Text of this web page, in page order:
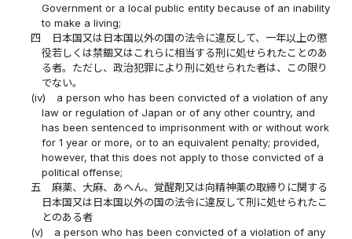
Government or a local public entity because of an inability
to make a living;
四
日本国又は日本国以外の国の法令に違反して、一年以上の懲
役若しくは禁錮又はこれらに相当する刑に処せられたことのあ
る者。ただし、政治犯罪により刑に処せられた者は、この限り
でない。
(iv)
a person who has been convicted of a violation of any
law or regulation of Japan or of any other country, and
has been sentenced to imprisonment with or without work
for 1 year or more, or to an equivalent penalty; provided,
however, that this does not apply to those convicted of a
political offense;
五
麻薬、大麻、あへん、覚醒剤又は向精神薬の取締りに関する
日本国又は日本国以外の国の法令に違反して刑に処せられたこ
とのある者
(v)
a person who has been convicted of a violation of any